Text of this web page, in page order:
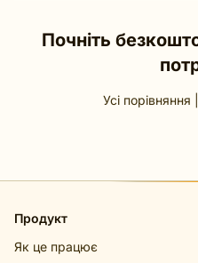
Почніть
Усі порівняння
Продукт
Як це працює